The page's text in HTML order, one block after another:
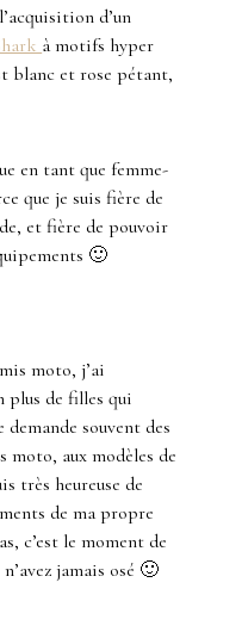
d’un
à motifs hyper
blanc et rose pétant,
en tant que femme-
que je suis fière de
et fière de pouvoir
🙂
moto, j’ai
plus de filles qui
souvent des
aux modèles de
très heureuse de
de ma propre
c’est le moment de
jamais osé 🙂